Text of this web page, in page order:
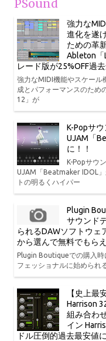
PSound
強力な
進化を遂
ための革
Ableton「
レード版が25%OFF過
強力なMIDI機能やスケール
成とパフォーマンスのため
12」が
K-Popサ
UJAM「
に！！
K-Popサウ
UJAM「Beatmaker IDOL
トの明るくハイパー
Plugin
サウンド
られるDAWソフトウェ
から選んで無料でもら
Plugin Boutiqueでの購入時
フェッショナルに始められ
【史上最
Harrison
組み合わ
イン
ドル圧倒的過去最安値